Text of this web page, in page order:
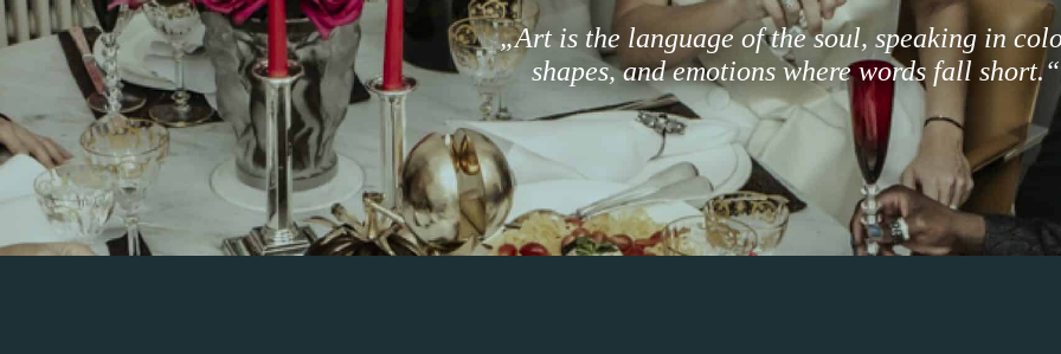
„Art is the language of the soul, speaking in
shapes, and emotions where words fall short.“